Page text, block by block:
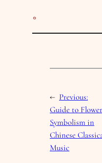
。
← Previous:
Guide to Flower
Symbolism in
Chinese
Music